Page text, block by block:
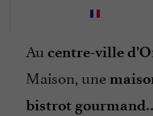
Au centre-ville
Maison, une
bistrot gourmand